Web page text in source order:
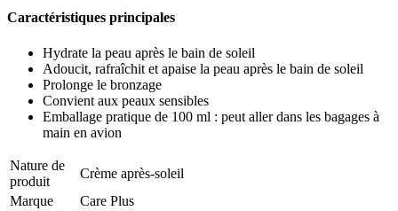
Caractéristiques principales
Hydrate la peau après le bain de soleil
Adoucit, rafraîchit et apaise la peau après le bain de soleil
Prolonge le bronzage
Convient aux peaux sensibles
Emballage pratique de 100 ml : peut aller dans les bagages à
main en avion
Nature de
produit
Crème après-soleil
Marque
Care Plus